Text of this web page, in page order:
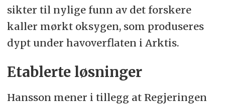
sikter til nylige funn av det forskere
kaller mørkt oksygen, som produseres
dypt under havoverflaten i Arktis.
Etablerte løsninger
Hansson mener i tillegg at Regjeringen